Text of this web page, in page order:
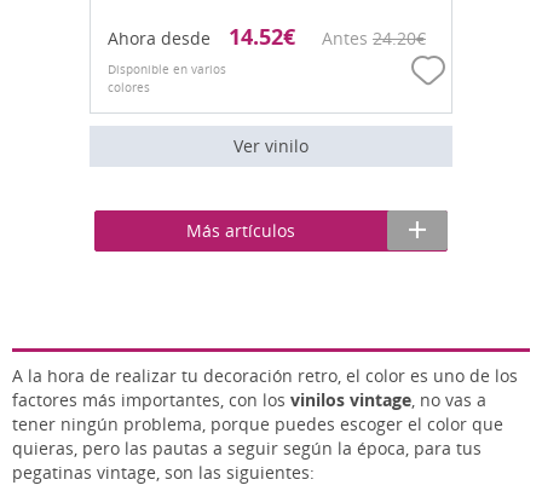
Ahora desde 14.52€ Antes 24.20€
Disponible en varios
colores
Ver vinilo
Más artículos
A la hora de realizar tu decoración retro, el color es uno de los
factores más importantes, con los vinilos vintage, no vas a
tener ningún problema, porque puedes escoger el color que
quieras, pero las pautas a seguir según la época, para tus
pegatinas vintage, son las siguientes: